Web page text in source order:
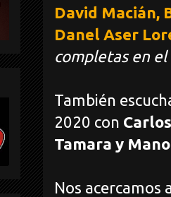
David Macián,
Danel Aser
completas en el
También
2020 con
Tamara y
Nos acercamos